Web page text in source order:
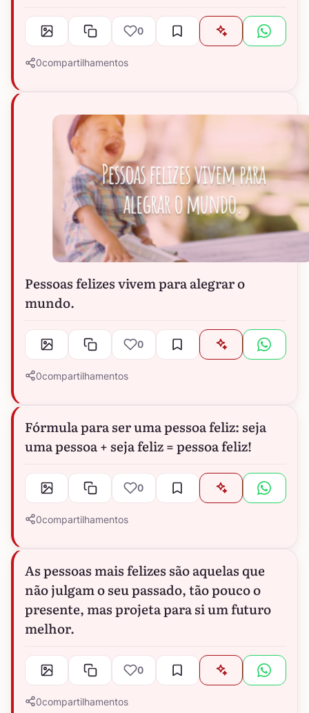
0
0compartilhamentos
Pessoas felizes vivem para alegrar o
mundo.
0
0compartilhamentos
Fórmula para ser uma pessoa feliz: seja
uma pessoa + seja feliz = pessoa feliz!
0
0compartilhamentos
As pessoas mais felizes são aquelas que
não julgam o seu passado, tão pouco o
presente, mas projeta para si um futuro
melhor.
0
0compartilhamentos